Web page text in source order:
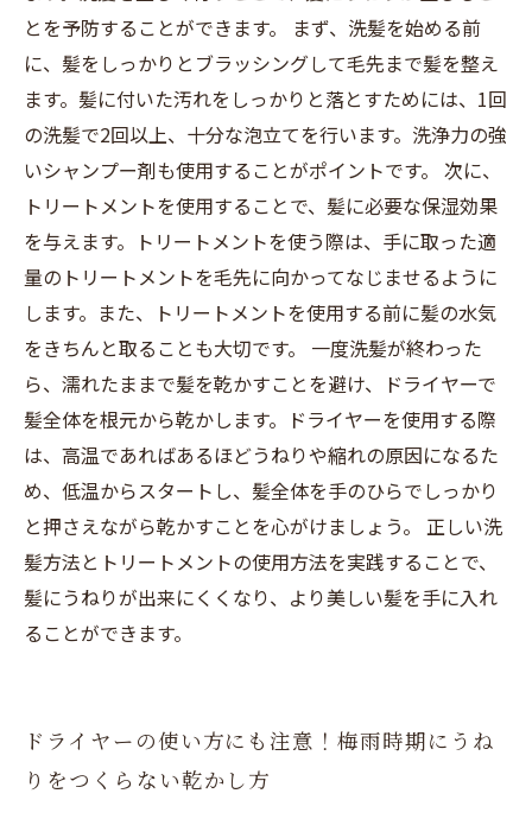
とを予防することができます。 まず、洗髪を始める前
に、髪をしっかりとブラッシングして毛先まで髪を整え
ます。髪に付いた汚れをしっかりと落とすためには、1回
の洗髪で2回以上、十分な泡立てを行います。洗浄力の強
いシャンプー剤も使用することがポイントです。 次に、
トリートメントを使用することで、髪に必要な保湿効果
を与えます。トリートメントを使う際は、手に取った適
量のトリートメントを毛先に向かってなじませるように
します。また、トリートメントを使用する前に髪の水気
をきちんと取ることも大切です。 一度洗髪が終わった
ら、濡れたままで髪を乾かすことを避け、ドライヤーで
髪全体を根元から乾かします。ドライヤーを使用する際
は、高温であればあるほどうねりや縮れの原因になるた
め、低温からスタートし、髪全体を手のひらでしっかり
と押さえながら乾かすことを心がけましょう。 正しい洗
髪方法とトリートメントの使用方法を実践することで、
髪にうねりが出来にくくなり、より美しい髪を手に入れ
ることができます。
ドライヤーの使い方にも注意！梅雨時期にうね
りをつくらない乾かし方